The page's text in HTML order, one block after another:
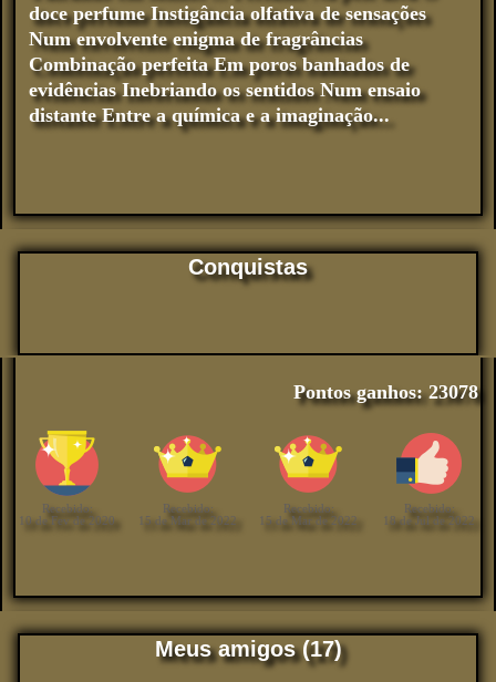
doce perfume Instigância olfativa de sensações
Num envolvente enigma de fragrâncias
Combinação perfeita Em poros banhados de
evidências Inebriando os sentidos Num ensaio
distante Entre a química e a imaginação...
Conquistas
Pontos ganhos: 23078
Recebido:
10 de Fev de 2020
Recebido:
15 de Mar de 2022
Recebido:
15 de Mar de 2022
Recebido:
18 de Jul de 2022
Meus amigos (17)